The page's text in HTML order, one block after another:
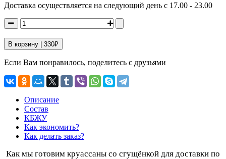
Доставка осуществляется на следующий день с 17.00 - 23.00
В корзину | 330₽
Если Вам понравилось, поделитесь с друзьями
Описание
Состав
КБЖУ
Как экономить?
Как делать заказ?
Как мы готовим круассаны со сгущёнкой для доставки по